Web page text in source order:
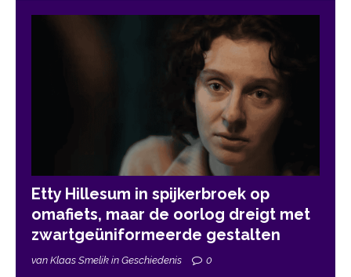
Etty Hillesum in spijkerbroek op
omafiets, maar de oorlog dreigt met
zwartgeüniformeerde gestalten
van Klaas Smelik in Geschiedenis 0